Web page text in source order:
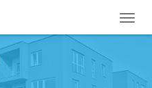
Menu